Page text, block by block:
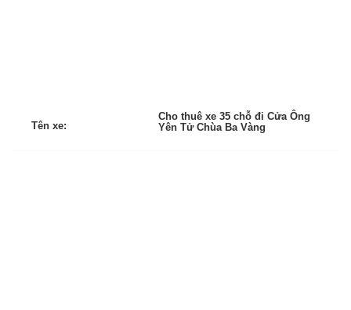
Tên xe:
Cho thuê xe 35 chỗ đi Cửa Ông
Yên Tử Chùa Ba Vàng